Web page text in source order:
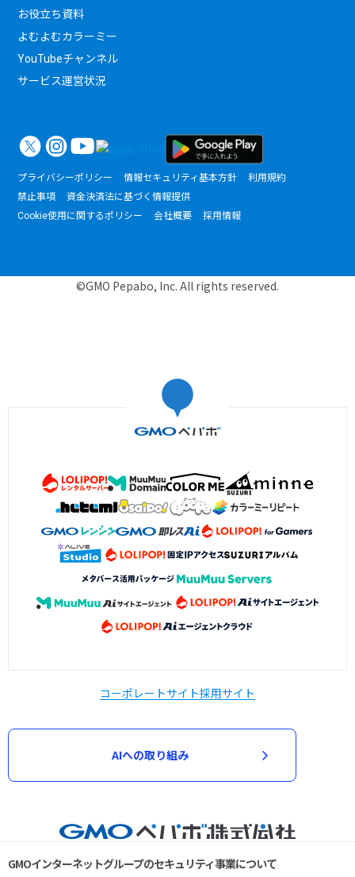
お役立ち資料
よむよむカラーミー
YouTubeチャンネル
サービス運営状況
プライバシーポリシー 情報セキュリティ基本方針
利用規約
禁止事項
資金決済法に基づく情報提供
Cookie使用に関するポリシー
会社概要 採用情報
©GMO Pepabo, Inc. All rights reserved.
コーポレートサイト採用サイト
AIへの取り組み
GMOインターネットグループのセキュリティ事業について